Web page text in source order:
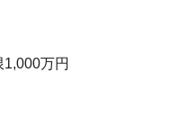
万円